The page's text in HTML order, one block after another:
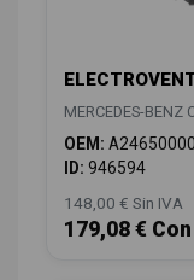
MERCEDES-BENZ
OEM:
ID: 946594
148,00 € Sin IVA
179,08 €